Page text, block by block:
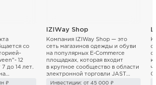
со
12
до 14 лет.
и...
₽
IZIWay Shop
Компания IZIWay Shop — это
сеть магазинов одежды и обуви
на популярных E-Commerce
площадках, которая входит
в крупное сообщество в области
электронной торговли JAST
Hold...
Инвестиции: от 45 000 ₽